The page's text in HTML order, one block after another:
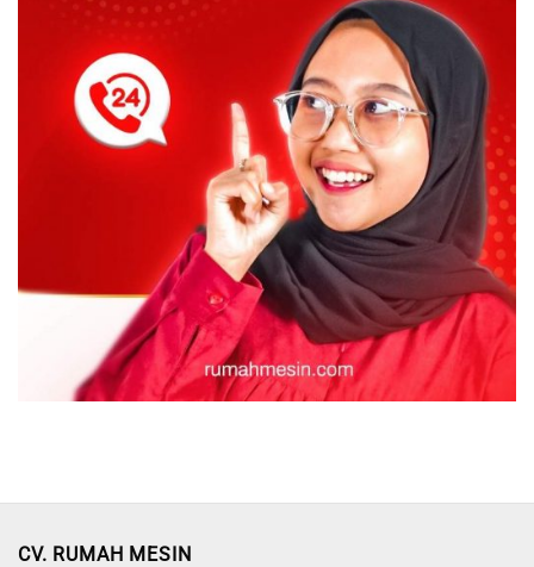
CV. RUMAH MESIN